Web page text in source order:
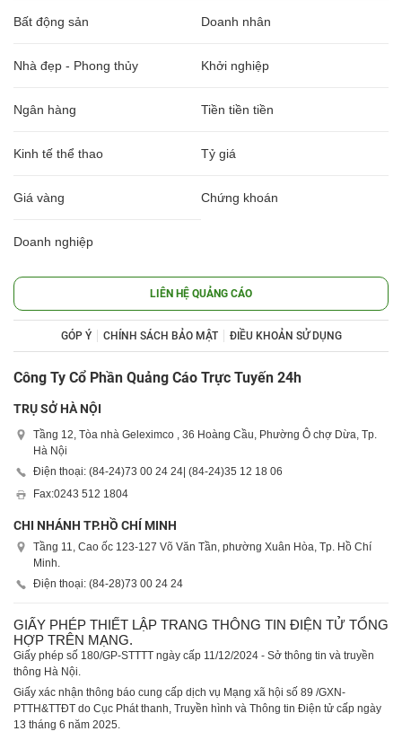
Bất động sản Doanh nhân
Nhà đẹp - Phong thủy Khởi nghiệp
Ngân hàng Tiền tiền tiền
Kinh tế thể thao Tỷ giá
Giá vàng Chứng khoán
Doanh nghiệp
LIÊN HỆ QUẢNG CÁO
GÓP Ý CHÍNH SÁCH BẢO MẬT ĐIỀU KHOẢN SỬ DỤNG
Công Ty Cổ Phần Quảng Cáo Trực Tuyến 24h
TRỤ SỞ HÀ NỘI
Tầng 12, Tòa nhà Geleximco , 36 Hoàng Cầu, Phường Ô chợ Dừa, Tp.
Hà Nội
Điện thoại: (84-24)73 00 24 24 | (84-24)35 12 18 06
Fax:0243 512 1804
CHI NHÁNH TP.HỒ CHÍ MINH
Tầng 11, Cao ốc 123-127 Võ Văn Tần, phường Xuân Hòa, Tp. Hồ Chí
Minh.
Điện thoại: (84-28)73 00 24 24
GIẤY PHÉP THIẾT LẬP TRANG THÔNG TIN ĐIỆN TỬ TỔNG
HỢP TRÊN MẠNG.
Giấy phép số 180/GP-STTTT ngày cấp 11/12/2024 - Sở thông tin và truyền
thông Hà Nội.
Giấy xác nhận thông báo cung cấp dịch vụ Mạng xã hội số 89 /GXN-
PTTH&TTĐT do Cục Phát thanh, Truyền hình và Thông tin Điện tử cấp ngày
13 tháng 6 năm 2025.